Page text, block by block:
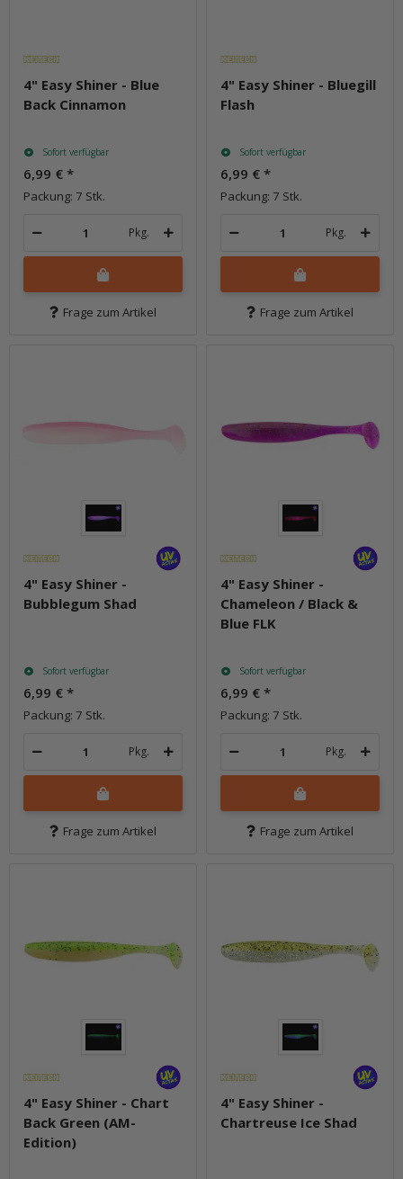
4" Easy Shiner - Blue
Back Cinnamon
Sofort verfügbar
6,99 € *
Packung: 7 Stk.
Pkg.
Frage zum Artikel
4" Easy Shiner - Bluegill
Flash
Sofort verfügbar
6,99 € *
Packung: 7 Stk.
Pkg.
Frage zum Artikel
4" Easy Shiner -
Bubblegum Shad
Sofort verfügbar
6,99 € *
Packung: 7 Stk.
Pkg.
Frage zum Artikel
4" Easy Shiner -
Chameleon / Black &
Blue FLK
Sofort verfügbar
6,99 € *
Packung: 7 Stk.
Pkg.
Frage zum Artikel
4" Easy Shiner - Chart
Back Green (AM-
Edition)
4" Easy Shiner -
Chartreuse Ice Shad